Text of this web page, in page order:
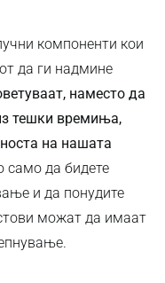
компоненти кои
да ги надмине
наместо да
тешки времиња,
на нашата
само да бидете
и да понудите
можат да имаат